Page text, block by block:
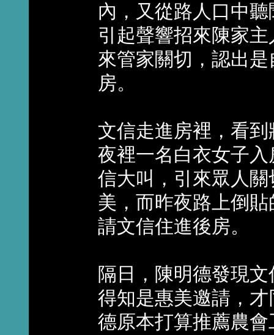
內，又從路人口中
引起聲響招來陳家
來管家關切，認出
房。
文信走進房裡，看
夜裡一名白衣女子
信大叫，引來眾人
美，而昨夜路上倒
請文信住進後房。
隔日，陳明德發現
得知是惠美邀請，
德原本打算推薦農